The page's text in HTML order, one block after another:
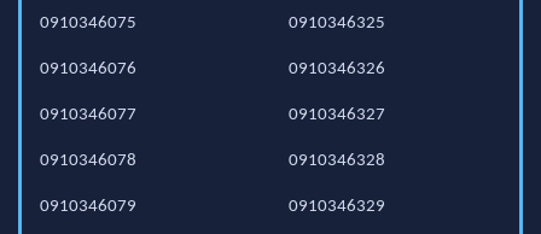
0910346075
0910346076
0910346077
0910346078
0910346079
0910346325
0910346326
0910346327
0910346328
0910346329